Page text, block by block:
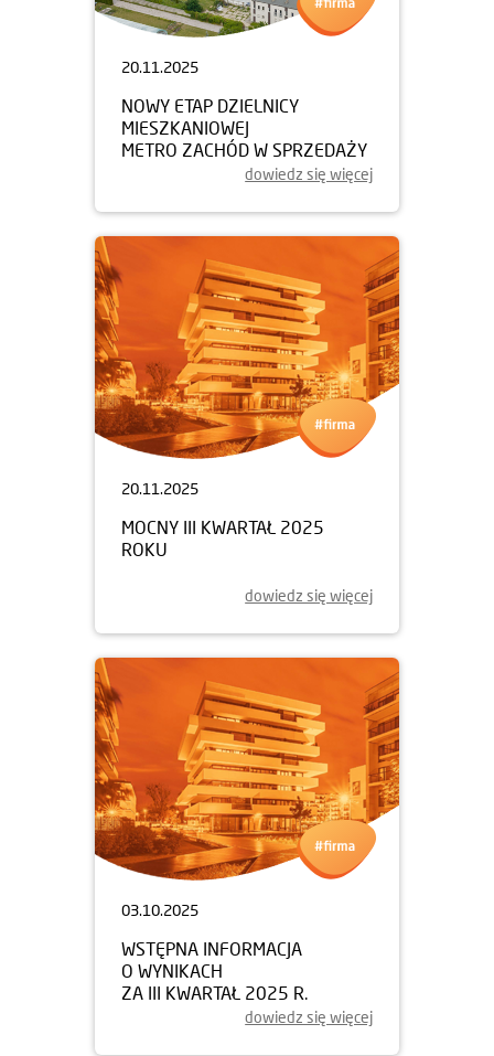
20.11.2025
NOWY ETAP DZIELNICY
MIESZKANIOWEJ
METRO ZACHÓD W SPRZEDAŻY
dowiedz się więcej
20.11.2025
MOCNY III KWARTAŁ 2025
ROKU
dowiedz się więcej
03.10.2025
WSTĘPNA INFORMACJA
O WYNIKACH
ZA III KWARTAŁ 2025 R.
dowiedz się więcej